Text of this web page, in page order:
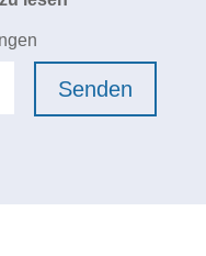
Senden